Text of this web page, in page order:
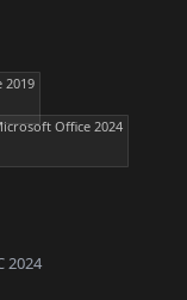
2019
Office 2024
2024